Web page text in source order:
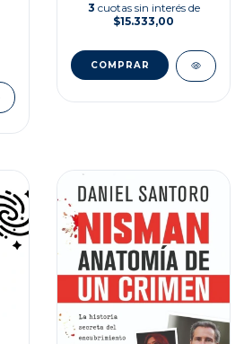
3 cuotas sin interés de
$15.333,00